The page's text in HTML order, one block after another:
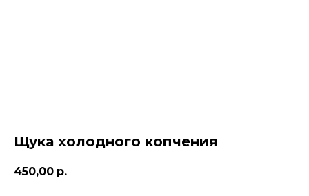
Щука холодного копчения
450,00 р.